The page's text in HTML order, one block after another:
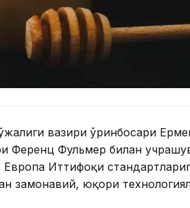
вазири ўринбосари
Ференц Фульмер билан
Европа Иттифоқи
замонавий, юқори